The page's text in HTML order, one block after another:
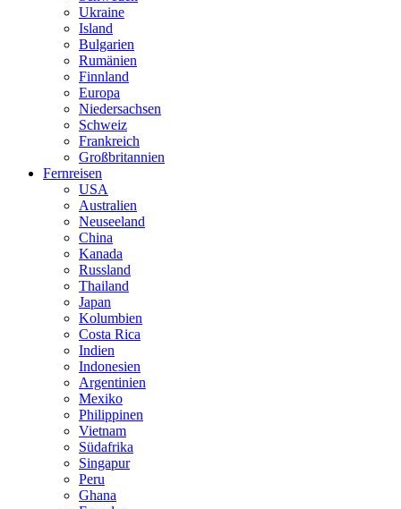
Ukraine
Island
Bulgarien
Rumänien
Finnland
Europa
Niedersachsen
Schweiz
Frankreich
Großbritannien
Fernreisen
USA
Australien
Neuseeland
China
Kanada
Russland
Thailand
Japan
Kolumbien
Costa Rica
Indien
Indonesien
Argentinien
Mexiko
Philippinen
Vietnam
Südafrika
Singapur
Peru
Ghana